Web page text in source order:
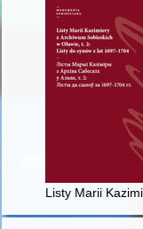
Listy Marii